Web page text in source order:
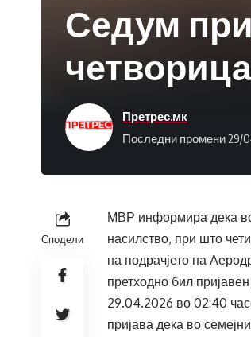
Седум
Последни промени 29/
Претрес.мк
Сподели
МВР информира дека во
насилство, при што
на подрачјето на
претходно бил
29.04.2026 во 02:40
пријава дека во